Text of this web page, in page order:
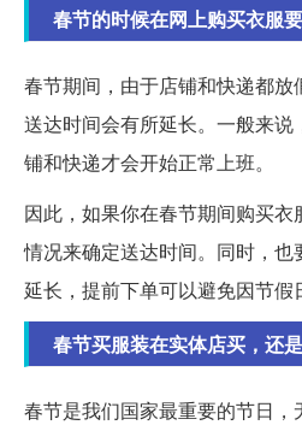
春节的时候在网上购买衣服
春节期间，由于店铺和快递都
送达时间会有所延长。一般来
铺和快递才会开始正常上班。
因此，如果你在春节期间购买
情况来确定送达时间。同时，
延长，提前下单可以避免因节假
春节买服装在实体店买，还
春节是我们国家最重要的节日